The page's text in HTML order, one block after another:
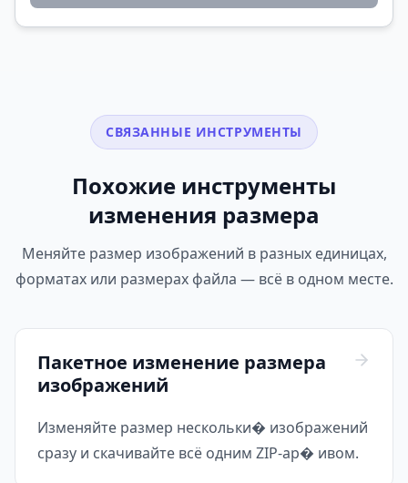
СВЯЗАННЫЕ ИНСТРУМЕНТЫ
Похожие инструменты
изменения размера
Меняйте размер изображений в разных единицах,
форматах или размерах файла — всё в одном месте.
Пакетное изменение размера
изображений
Изменяйте размер нескольки� изображений
сразу и скачивайте всё одним ZIP-ар� ивом.